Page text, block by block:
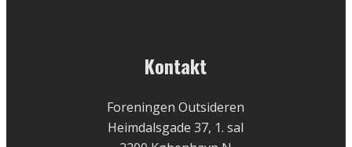
Kontakt
Foreningen Outsideren
Heimdalsgade 37, 1. sal